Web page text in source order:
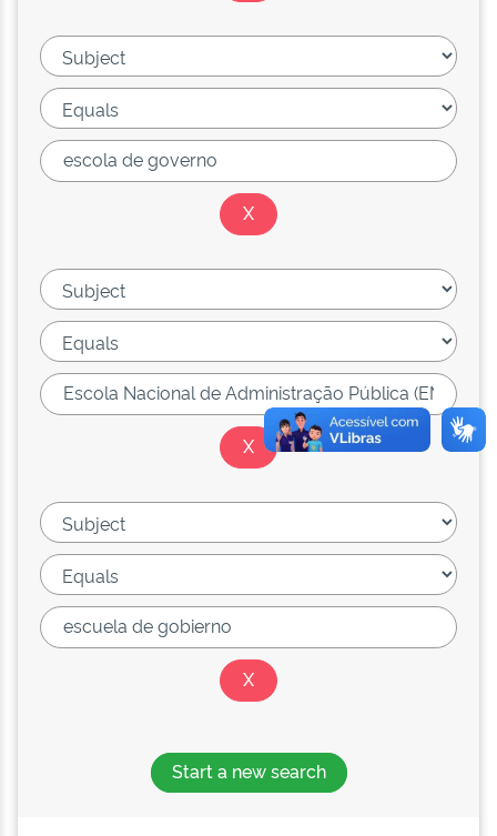
Start a new search